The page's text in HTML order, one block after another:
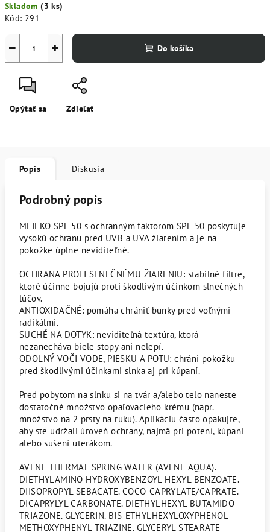
cena:
Skladom(3 ks)
Kód: 291
+
− Do košíka
Opýtať sa Zdieľať
Popis Diskusia
Podrobný popis
MLIEKO SPF 50 s ochranným faktorom SPF 50 poskytuje
vysokú ochranu pred UVB a UVA žiarením a je na
pokožke úplne neviditeľné.
OCHRANA PROTI SLNEČNÉMU ŽIARENIU: stabilné filtre,
ktoré účinne bojujú proti škodlivým účinkom slnečných
lúčov.
ANTIOXIDAČNÉ: pomáha chrániť bunky pred voľnými
radikálmi.
SUCHÉ NA DOTYK: neviditeľná textúra, ktorá
nezanecháva biele stopy ani nelepí.
ODOLNÝ VOČI VODE, PIESKU A POTU: chráni pokožku
pred škodlivými účinkami slnka aj pri kúpaní.
Pred pobytom na slnku si na tvár a/alebo telo naneste
dostatočné množstvo opaľovacieho krému (napr.
množstvo na 2 prsty na ruku). Aplikáciu často opakujte,
aby ste udržali úroveň ochrany, najmä pri potení, kúpaní
alebo sušení uterákom.
AVENE THERMAL SPRING WATER (AVENE AQUA).
DIETHYLAMINO HYDROXYBENZOYL HEXYL BENZOATE.
DIISOPROPYL SEBACATE. COCO-CAPRYLATE/CAPRATE.
DICAPRYLYL CARBONATE. DIETHYLHEXYL BUTAMIDO
TRIAZONE. GLYCERIN. BIS-ETHYLHEXYLOXYPHENOL
METHOXYPHENYL TRIAZINE. GLYCERYL STEARATE